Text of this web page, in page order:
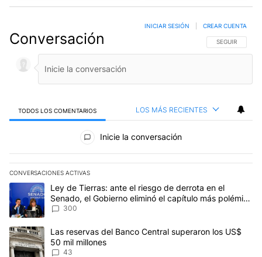
Conversación SIGA ESTA
SEGUIR
INICIAR SESIÓN CREAR CUENTA
TODOS LOS COMENTARIOS LOS MÁS RECIENTES
Todos los comentarios
Inicie la conversación
CONVERSACIONES ACTIVAS
Este listado muestra los artículos con más comentarios en los
Un artículo de tendencia con el título "Ley de Tierras: ante el
Ley de Tierras: ante el riesgo de derrota en el
Senado, el Gobierno eliminó el capítulo más polémico
del proyecto
300
Un artículo de tendencia con el título "Las reservas del Banco
Las reservas del Banco Central superaron los US$
50 mil millones
43